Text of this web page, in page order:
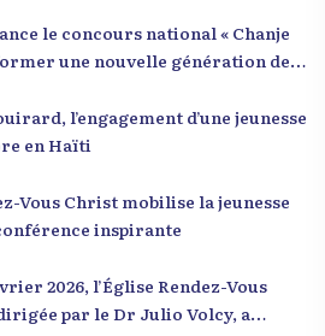
le concours national « Chanje
une nouvelle génération de
l’engagement d’une jeunesse
en Haïti
Vous Christ mobilise la jeunesse
inspirante
2026, l’Église Rendez-Vous
par le Dr Julio Volcy, a